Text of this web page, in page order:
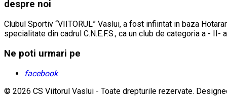
despre noi
Clubul Sportiv “VIITORUL” Vaslui, a fost infiintat in baza
specialitate din cadrul C.N.E.F.S., ca un club de categoria a -
Ne poti urmari pe
facebook
© 2026 CS Viitorul Vaslui - Toate drepturile rezervate.